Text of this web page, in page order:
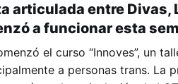
articulada entre Divas,
a funcionar esta
el curso “Innoves”, un
a personas trans. La